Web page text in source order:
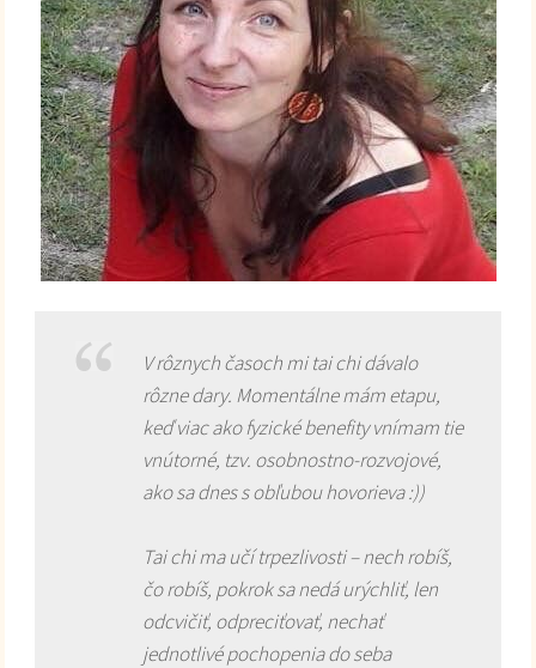
V rôznych časoch mi tai chi dávalo
rôzne dary. Momentálne mám etapu,
keď viac ako fyzické benefity vnímam tie
vnútorné, tzv. osobnostno-rozvojové,
ako sa dnes s obľubou hovorieva :))
Tai chi ma učí trpezlivosti – nech robíš,
čo robíš, pokrok sa nedá urýchliť, len
odcvičiť, odpreciťovať, nechať
jednotlivé pochopenia do seba